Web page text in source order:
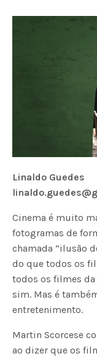
Linaldo Guedes
Cinema é muito
fotogramas de
chamada “ilusão
do que todos os
todos os filmes da
sim. Mas é
entretenimento.
Martin Scorcese
ao dizer que os